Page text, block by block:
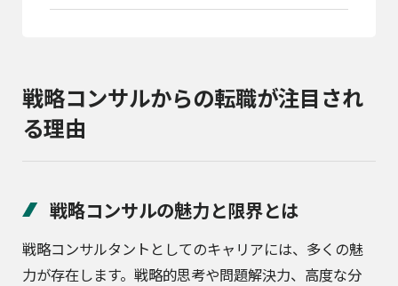
戦略コンサルからの転職が注目され
る理由
戦略コンサルの魅力と限界とは
戦略コンサルタントとしてのキャリアには、多くの魅
力が存在します。戦略的思考や問題解決力、高度な分